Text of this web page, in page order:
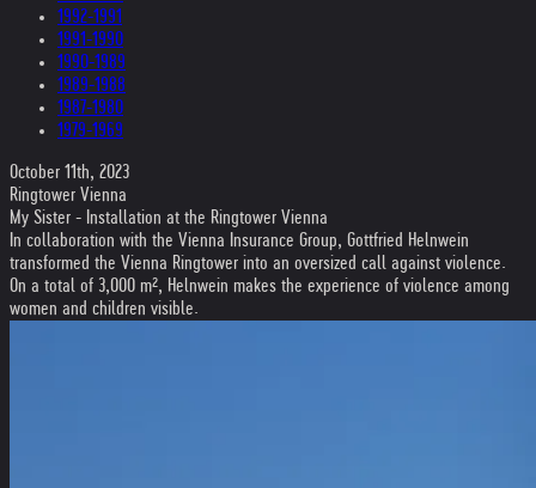
1992-1991
1991-1990
1990-1989
1989-1988
1987-1980
1979-1969
October 11th, 2023
Ringtower Vienna
My Sister - Installation at the Ringtower Vienna
In collaboration with the Vienna Insurance Group, Gottfried Helnwein
transformed the Vienna Ringtower into an oversized call against violence.
On a total of 3,000 m², Helnwein makes the experience of violence among
women and children visible.